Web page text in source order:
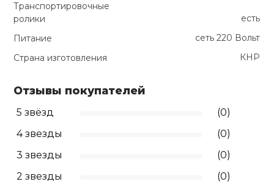
Транспортировочные
ролики
есть
Питание
сеть 220 Вольт
Страна изготовления
КНР
Отзывы покупателей
5 звёзд
(0)
4 звезды
(0)
3 звезды
(0)
2 звезды
(0)